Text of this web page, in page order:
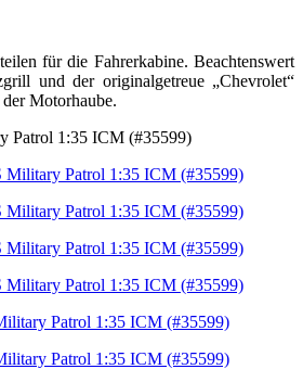
für die Fahrerkabine. Beachtenswert
und der originalgetreue „Chevrolet“
Motorhaube.